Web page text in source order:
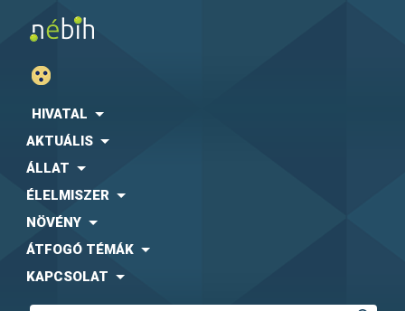
HIVATAL
AKTUÁLIS
ÁLLAT
ÉLELMISZER
NÖVÉNY
ÁTFOGÓ TÉMÁK
KAPCSOLAT